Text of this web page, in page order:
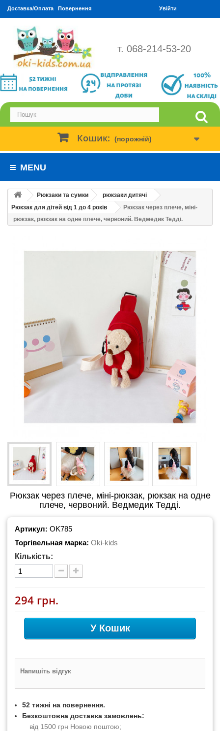
Доставка/Оплата Повернення Увійти
т. 068-214-53-20
Кошик: (порожній)
MENU
Рюкзаки та сумки
рюкзаки дитячі
Рюкзак для дітей від 1 до 4 років
Рюкзак через плече, міні-
рюкзак, рюкзак на одне плече, червоний. Ведмедик Тедді.
Рюкзак через плече, міні-рюкзак, рюкзак на одне
плече, червоний. Ведмедик Тедді.
Артикул: OK785
Торгівельная марка: Oki-kids
Кількість:
294 грн.
У Кошик
Напишіть відгук
52 тижні на повернення.
Безкоштовна доставка замовлень:
від 1500 грн Новою поштою;